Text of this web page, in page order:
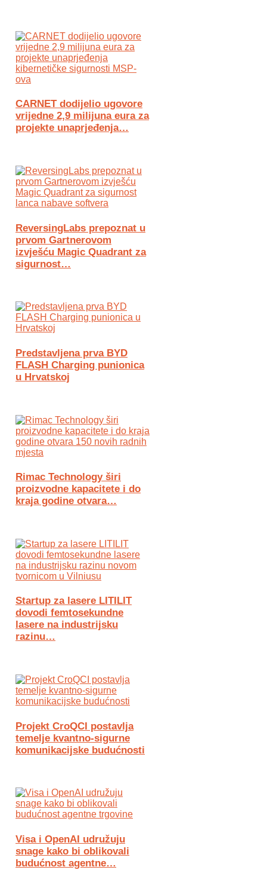
CARNET dodijelio ugovore
vrijedne 2,9 milijuna eura za
projekte unaprjeđenja…
ReversingLabs prepoznat u
prvom Gartnerovom
izvješću Magic Quadrant za
sigurnost…
Predstavljena prva BYD
FLASH Charging punionica
u Hrvatskoj
Rimac Technology širi
proizvodne kapacitete i do
kraja godine otvara…
Startup za lasere LITILIT
dovodi femtosekundne
lasere na industrijsku
razinu…
Projekt CroQCI postavlja
temelje kvantno-sigurne
komunikacijske budućnosti
Visa i OpenAI udružuju
snage kako bi oblikovali
budućnost agentne…